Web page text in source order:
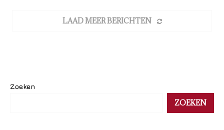
LAAD MEER BERICHTEN
Zoeken
ZOEKEN